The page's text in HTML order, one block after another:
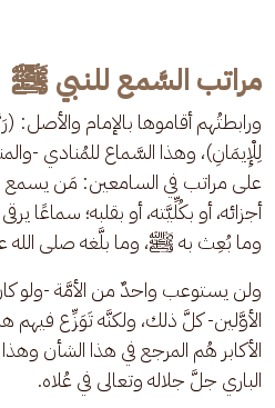
مراتب السَّمع للنبي ﷺ
ورابطتُهم أقاموها بالإمام والأصل:
لِلْإِيمَانِ)، وهذا السَّماع للمُنادي -
على مراتب في السامعين: مَن يسمع
أجزائه، أو بكُلِّيَّته، أو بقلبه؛ سماعًا
وما بُعِث به ﷺ، وما بلَّغه صلى الله
ولن يستوعب واحدٌ من الأمَّة -ولو
الأوَّلين- كلَّ ذلك، ولكنَّه تَوَزِّع فيهم هذا
الأكابر هُم المرجع في هذا الشأن
الباري جلَّ جلاله وتعالى في عُلاه.